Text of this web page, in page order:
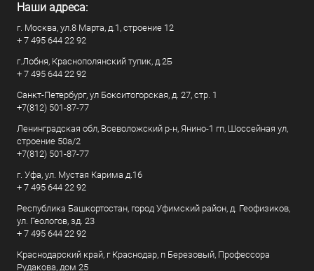
Наши адреса:
г. Москва, ул.8 Марта, д.1, строение 12
+ 7 495 644 22 92
г.Лобня, Краснополянский тупик, д.2Б
+ 7 495 644 22 92
Санкт-Петербург, ул Бокситогорская, д. 27, стр. 1
+7(812) 501-87-77
Ленинградская обл, Всеволожский р-н, Янино-1 гп, Шоссейная ул,
строение 50а/2
+7(812) 501-87-77
г. Уфа, ул. Мустая Карима д.16
+ 7 495 644 22 92
Республика Башкортостан, город Уфимский район, д. Геофизиков,
ул. Геологов, зд. 23
+ 7 495 644 22 92
Краснодарский край, г Краснодар, п Березовый, Профессора
Рудакова, дом 25